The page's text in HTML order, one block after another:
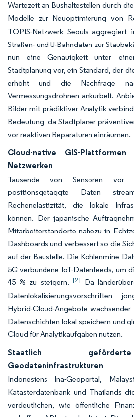
Wartezeit an Bushaltestellen durch
Modelle zur Neuoptimierung von
TOPIS-Netzwerk Seouls aggregiert
Straßen- und U-Bahndaten zur
nun eine Genauigkeit unter
Stadtplanung vor, ein Standard, der
erhöht und die Nachfrage
Vermessungsdrohnen ankurbelt.
Bilder mit prädiktiver Analytik
Bedeutung, da Stadtplaner
vor reaktiven Reparaturen einräumen.
Cloud-native GIS-
Netzwerken
Tausende von Sensoren vor
positionsgetaggte Daten
Rechenelastizität, die lokale
können. Der japanische
Mitarbeiterstandorte nahezu in
Dashboards und verbessert so die
auf der Baustelle. Die Kohlenmine
5G verbundene IoT-Datenfeeds, um
45 % zu steigern. [2] Da
Datenlokalisierungsvorschriften
Hybrid-Cloud-Angebote
Datenschichten lokal speichern und
Cloud für Analytikaufgaben nutzen.
Staatlich
Geodateninfrastrukturen
Indonesiens Ina-Geoportal,
Katasterdatenbank und Thailands
verdeutlichen, wie öffentliche